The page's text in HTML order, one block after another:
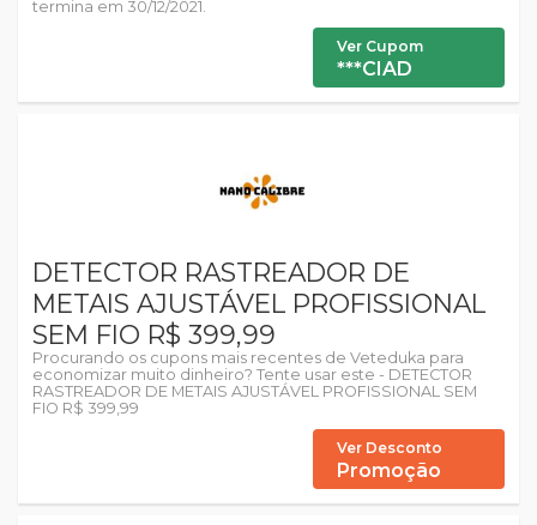
termina em 30/12/2021.
Ver Cupom
***CIAD
DETECTOR RASTREADOR DE
METAIS AJUSTÁVEL PROFISSIONAL
SEM FIO R$ 399,99
Procurando os cupons mais recentes de Veteduka para
economizar muito dinheiro? Tente usar este - DETECTOR
RASTREADOR DE METAIS AJUSTÁVEL PROFISSIONAL SEM
FIO R$ 399,99
Ver Desconto
Promoção